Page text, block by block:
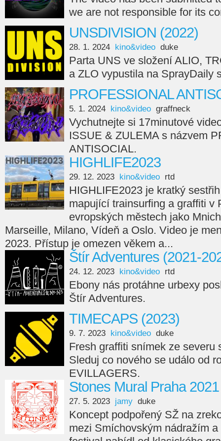
we are not responsible for its
UNSDIVISION (2022)
28. 1. 2024 kino&video duke
Parta UNS ve složení ALIO,
a ZLO vypustila na SprayDaily
PROFESSIONAL
5. 1. 2024 kino&video graffneck
Vychutnejte si 17minutové
ISSUE & ZULEMA s názvem
ANTISOCIAL.
HIGHLIFE2023
29. 12. 2023 kino&video rtd
HIGHLIFE2023 je kratký
mapující trainsurfing a graffiti v
evropských městech jako
Marseille, Milano, Vídeň a Oslo. Video je
2023. Přístup je omezen věkem a...
Štír Adventures (2021-
24. 12. 2023 kino&video rtd
Ebony nás protáhne urbexy
Štír Adventures.
TIMECAPS (2023)
9. 7. 2023 kino&video duke
Fresh graffiti snímek ze severu
Sleduj co nového se událo od
EVILLAGERS.
Stones Mural Praha 2021
27. 5. 2023 jamy duke
Koncept podpořený SŽ na
mezi Smíchovským nádražím